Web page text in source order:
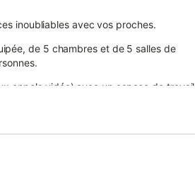
inoubliables avec vos proches.
de 5 chambres et de 5 salles de
appels vidéo) avec un espace de travail
septembre, vous permettant de profiter